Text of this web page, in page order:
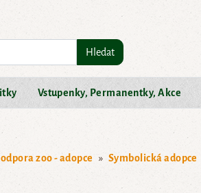
Hledat
Vstupenky, Permanentky, Akce
zoo - adopce Symbolická adopce